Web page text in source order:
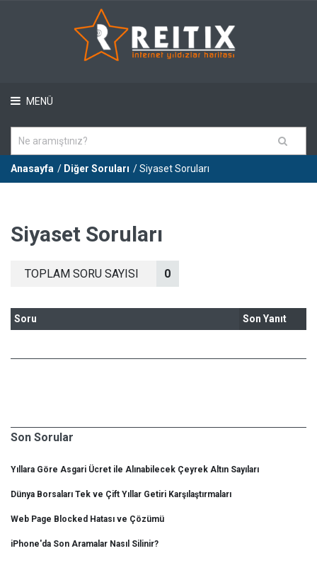
MENÜ
Anasayfa / Diğer Soruları / Siyaset Soruları
Siyaset Soruları
TOPLAM SORU SAYISI 0
Soru Son Yanıt
Son Sorular
Yıllara Göre Asgari Ücret ile Alınabilecek Çeyrek Altın Sayıları
Dünya Borsaları Tek ve Çift Yıllar Getiri Karşılaştırmaları
Web Page Blocked Hatası ve Çözümü
iPhone'da Son Aramalar Nasıl Silinir?